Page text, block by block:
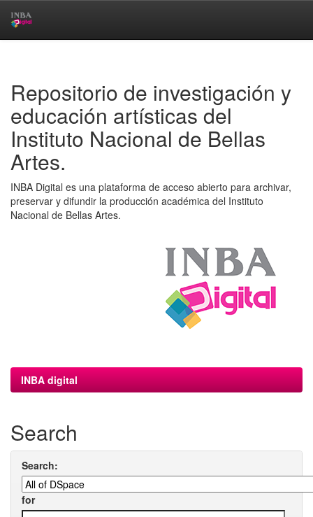
Repositorio de investigación y
educación artísticas del
Instituto Nacional de Bellas
Artes.
INBA Digital es una plataforma de acceso abierto para archivar,
preservar y difundir la producción académica del Instituto
Nacional de Bellas Artes.
INBA digital
Search
Search:
for